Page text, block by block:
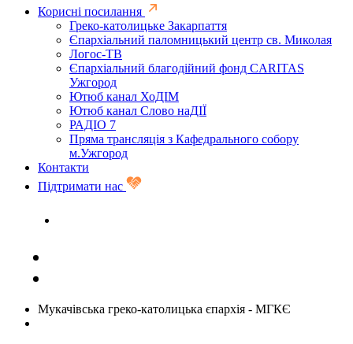
Корисні посилання
Греко-католицьке Закарпаття
Єпархіальний паломницький центр св. Миколая
Логос-ТВ
Єпархіальний благодійний фонд CARITAS
Ужгород
Ютюб канал ХоДІМ
Ютюб канал Слово наДІЇ
РАДІО 7
Пряма трансляція з Кафедрального собору
м.Ужгород
Контакти
Підтримати нас
Мукачівська греко-католицька єпархія - МГКЄ